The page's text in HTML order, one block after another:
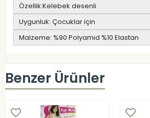
Özellik:Kelebek desenli
Uygunluk: Çocuklar için
Malzeme: %90 Polyamid %10 Elastan
Benzer Ürünler